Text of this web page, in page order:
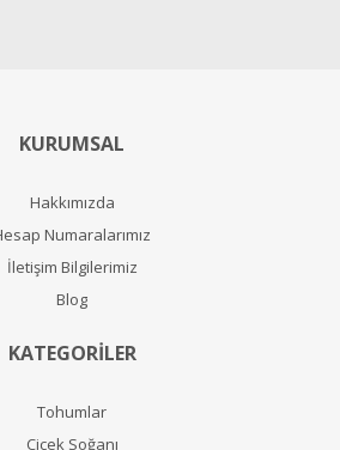
KURUMSAL
Hakkımızda
Numaralarımız
İletişim Bilgilerimiz
Blog
KATEGORİLER
Tohumlar
Çiçek Soğanı